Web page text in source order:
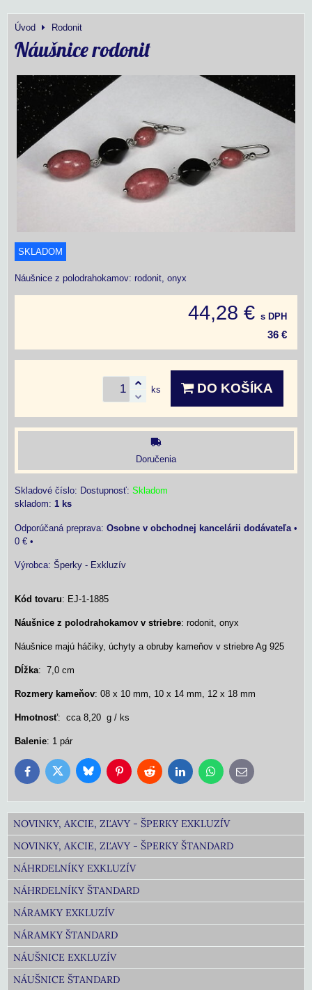
Úvod Rodonit
Náušnice rodonit
SKLADOM
Náušnice z polodrahokamov: rodonit, onyx
44,28 € s DPH
36 €
ks DO KOŠÍKA
Doručenia
Skladové číslo: Dostupnosť: Skladom
skladom: 1 ks
Osobne v obchodnej kancelárii dodávateľa•
0 € •
Výrobca: Šperky - Exkluzív
Kód tovaru: EJ-1-1885
Náušnice z polodrahokamov v striebre: rodonit, onyx
Náušnice majú háčiky, úchyty a obruby kameňov v striebre Ag 925
Dĺžka: 7,0 cm
Rozmery kameňov: 08 x 10 mm, 10 x 14 mm, 12 x 18 mm
Hmotnosť: cca 8,20 g / ks
Balenie: 1 pár
FacebookTwitter BlueskyPinterestReddit LinkedInWhatsApp
E-
mail
NOVINKY, AKCIE, ZĽAVY - ŠPERKY EXKLUZÍV
NOVINKY, AKCIE, ZĽAVY - ŠPERKY ŠTANDARD
NÁHRDELNÍKY EXKLUZÍV
NÁHRDELNÍKY ŠTANDARD
NÁRAMKY EXKLUZÍV
NÁRAMKY ŠTANDARD
NÁUŠNICE EXKLUZÍV
NÁUŠNICE ŠTANDARD